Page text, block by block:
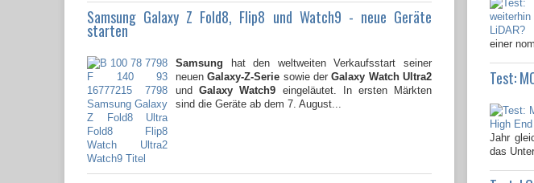
Samsung Galaxy Z Fold8, Flip8 und Watch9 - neue Geräte
starten
Samsung hat den weltweiten Verkaufsstart seiner
neuenGalaxy-Z-Serie sowie der Galaxy Watch Ultra2
undGalaxy Watch9 eingeläutet. In ersten Märkten
sind die Geräte ab dem 7. August...
einer
Test:
Jahr
das